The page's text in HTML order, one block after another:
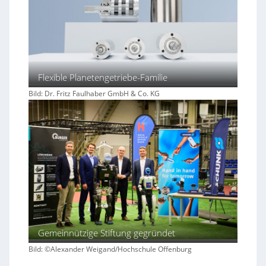
Flexible Planetengetriebe-Familie
Bild: Dr. Fritz Faulhaber GmbH & Co. KG
Gemeinnützige Stiftung gegründet
Bild: ©Alexander Weigand/Hochschule Offenburg